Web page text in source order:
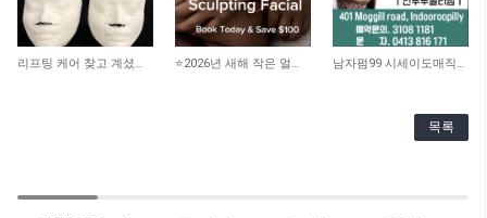
2,352 리프팅 케어 찾고 계셨나요? 더블로 HIFU 2,146 ⭐️2026년 새해 작은 얼굴 되기 프로젝트!! 100불 할인!! 2,900 남자펌99 시세이도매직199 인두루필리
목록